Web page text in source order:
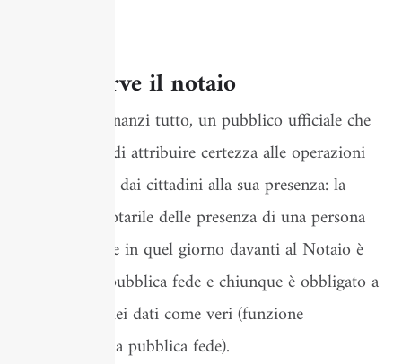
A cosa serve il notaio
Il Notaio è, innanzi tutto, un pubblico ufficiale che
ha il compito di attribuire certezza alle operazioni
poste in essere dai cittadini alla sua presenza: la
attestazione notarile delle presenza di una persona
in quel luogo e in quel giorno davanti al Notaio è
coperta dalla pubblica fede e chiunque è obbligato a
riconoscere quei dati come veri (funzione
attributiva della pubblica fede).